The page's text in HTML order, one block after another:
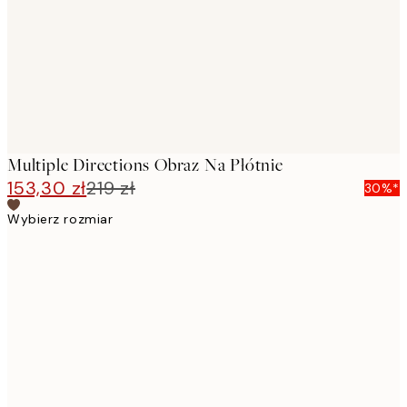
Multiple Directions Obraz Na Płótnie
153,30 zł219 zł
30%*
Wybierz rozmiar